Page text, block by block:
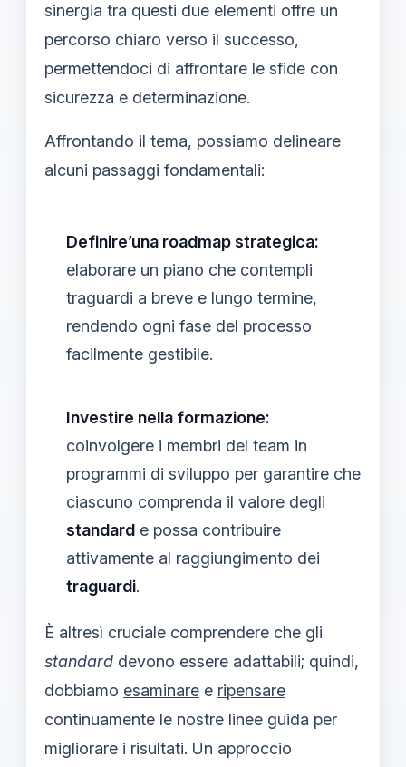
sinergia tra questi due elementi offre un
percorso chiaro verso il successo,
permettendoci di affrontare le sfide con
sicurezza e determinazione.
Affrontando il tema, possiamo delineare
alcuni passaggi fondamentali:
Definire’una roadmap strategica:
elaborare un piano che contempli
traguardi a breve e lungo termine,
rendendo ogni fase del processo
facilmente gestibile.
Investire nella formazione:
coinvolgere i membri del team in
programmi di sviluppo per garantire che
ciascuno comprenda il valore degli
standard e possa contribuire
attivamente al raggiungimento dei
traguardi.
È altresì cruciale comprendere che gli
standard devono essere adattabili; quindi,
dobbiamo esaminare e ripensare
continuamente le nostre linee guida per
migliorare i risultati. Un approccio